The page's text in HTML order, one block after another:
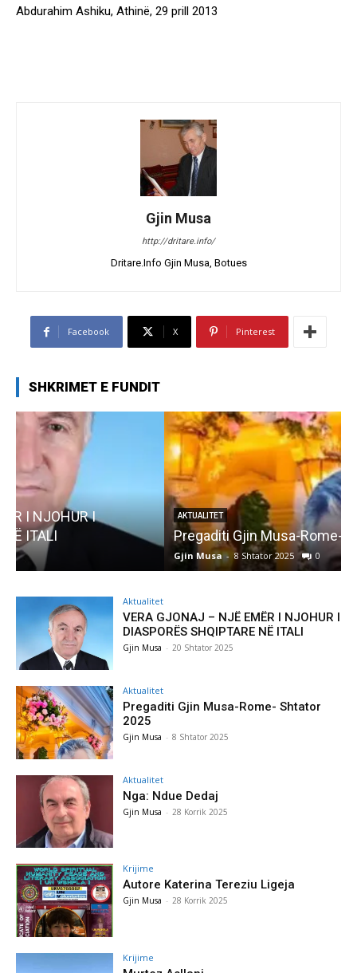
Abdurahim Ashiku, Athinë, 29 prill 2013
Gjin Musa
http://dritare.info/
Dritare.Info Gjin Musa, Botues
Facebook X Pinterest
SHKRIMET E FUNDIT
AKTUALITET
Pregaditi Gjin Musa-Rome- Shtator 2025
Gjin Musa
Aktualitet
VERA GJONAJ – NJË EMËR I NJOHUR I
DIASPORËS SHQIPTARE NË ITALI
Gjin Musa - 20 Shtator 2025
Aktualitet
Pregaditi Gjin Musa-Rome- Shtator
2025
Gjin Musa - 8 Shtator 2025
Aktualitet
Nga: Ndue Dedaj
Gjin Musa - 28 Korrik 2025
Krijime
Autore Katerina Tereziu Ligeja
Gjin Musa - 28 Korrik 2025
Krijime